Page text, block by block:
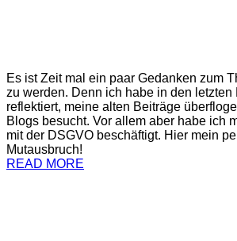
Es ist Zeit mal ein paar Gedanken zum
zu werden. Denn ich habe in den letzten
reflektiert, meine alten Beiträge
Blogs besucht. Vor allem aber habe ich
mit der DSGVO beschäftigt. Hier mein
Mutausbruch!
READ MORE